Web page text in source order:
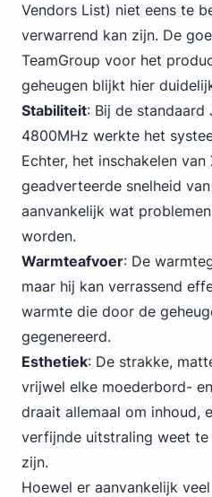
Vendors List) niet eens te
verwarrend kan zijn. De
TeamGroup voor het
geheugen blijkt hier
Stabiliteit: Bij de standaard
4800MHz werkte het
Echter, het inschakelen van
geadverteerde snelheid
aanvankelijk wat
worden.
Warmteafvoer: De
maar hij kan verrassend
warmte die door de
gegenereerd.
Esthetiek: De strakke,
vrijwel elke moederbord-
draait allemaal om inhoud,
verfijnde uitstraling weet
zijn.
Hoewel er aanvankelijk